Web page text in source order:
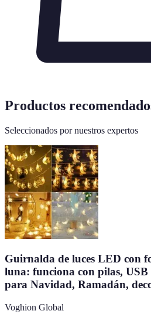
Productos
Seleccionados por nuestros expertos
Guirnalda de luces LED con
luna: funciona con pilas, USB
para Navidad, Ramadán,
Voghion Global